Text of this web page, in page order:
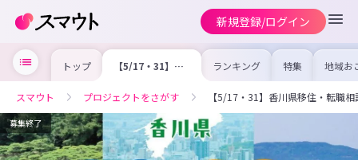
新規登録/ログイン
トップ 【5/17・31】香
川県移住・転職相
ランキング 特集 地域お
の求
を集め
事内容
を比較
合った
スマウト プロジェクトをさがす 【5/17・31】香川県移住・転職相
募集終了